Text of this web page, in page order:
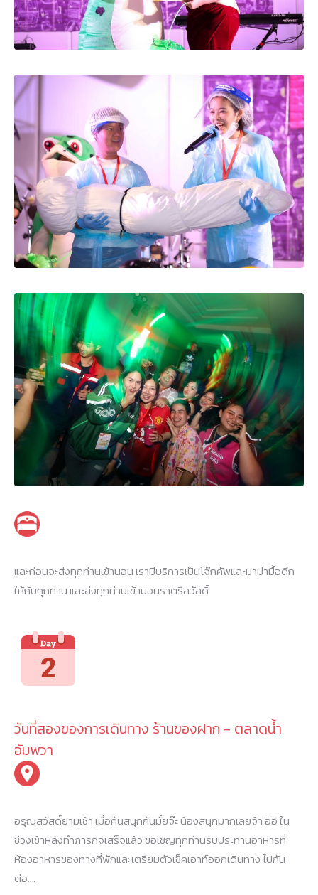
และก่อนจะส่งทุกท่านเข้านอน เรามีบริการเป็นโจ๊กคัพและมาม่ามื้อดึก
ให้กับทุกท่าน และส่งทุกท่านเข้านอนราตรีสวัสดิ์
วันที่สองของการเดินทาง ร้านของฝาก - ตลาดน้ำ
อัมพวา
อรุณสวัสดิ์ยามเช้า เมื่อคืนสนุกกันมั้ยจ๊ะ น้องสนุกมากเลยจ้า อิอิ ใน
ช่วงเช้าหลังทำภารกิจเสร็จแล้ว ขอเชิญทุกท่านรับประทานอาหารที่
ห้องอาหารของทางที่พักและเตรียมตัวเช็คเอาท์ออกเดินทาง ไปกัน
ต่อ….